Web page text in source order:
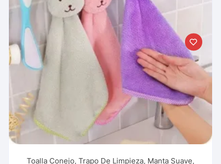
Toalla Conejo, Trapo De Limpieza, Manta Suave,